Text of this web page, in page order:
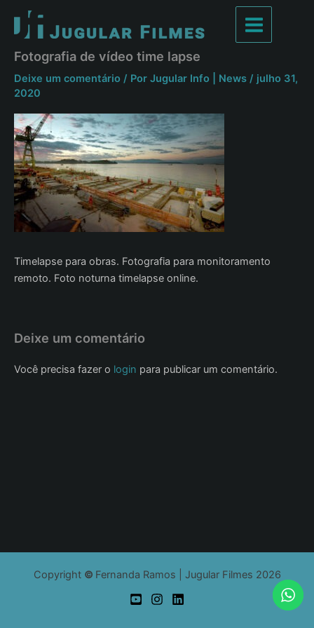
conteúdo
Main
Fotografia de vídeo time lapse
Deixe um comentário / Por Jugular Info | News / julho 31,
2020
Timelapse para obras. Fotografia para monitoramento
remoto. Foto noturna timelapse online.
Deixe um comentário
Você precisa fazer o login para publicar um comentário.
Copyright © Fernanda Ramos | Jugular Filmes 2026